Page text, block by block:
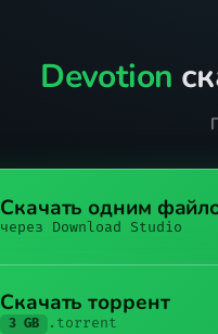
Devotion
Скачать одним
через Download Studio
Скачать торрент
3 GB .torrent